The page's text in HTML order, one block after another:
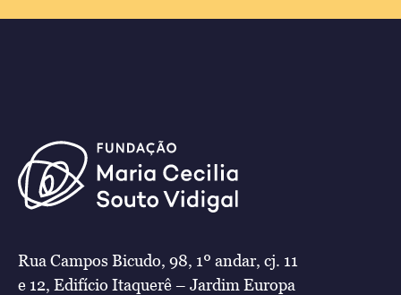
Rua Campos Bicudo, 98, 1º andar, cj. 11
e 12, Edifício Itaquerê – Jardim Europa